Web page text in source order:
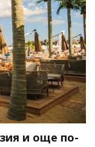
и още по-